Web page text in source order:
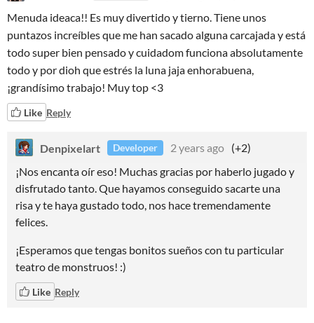
Menuda ideaca!! Es muy divertido y tierno. Tiene unos
puntazos increíbles que me han sacado alguna carcajada y está
todo super bien pensado y cuidadom funciona absolutamente
todo y por dioh que estrés la luna jaja enhorabuena,
¡grandísimo trabajo! Muy top <3
Like Reply
Denpixelart Developer 2 years ago (+2)
¡Nos encanta oír eso! Muchas gracias por haberlo jugado y
disfrutado tanto. Que hayamos conseguido sacarte una
risa y te haya gustado todo, nos hace tremendamente
felices.
¡Esperamos que tengas bonitos sueños con tu particular
teatro de monstruos! :)
Like Reply